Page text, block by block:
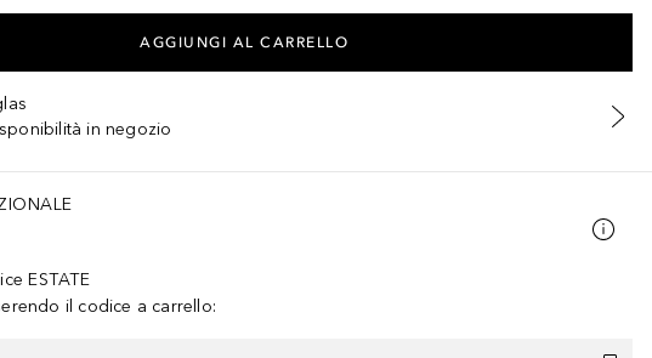
AGGIUNGI AL CARRELLO
in negozio
ESTATE
il codice a carrello: